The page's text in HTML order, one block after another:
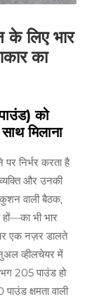
के लिए भार
का
को
मिलाना
निर्भर करता है
और उनकी
कुशन वाली बैठक,
भी भार
एक नज़र डालते
व्हीलचेयर में
205 पाउंड हो
क्षमता वाली